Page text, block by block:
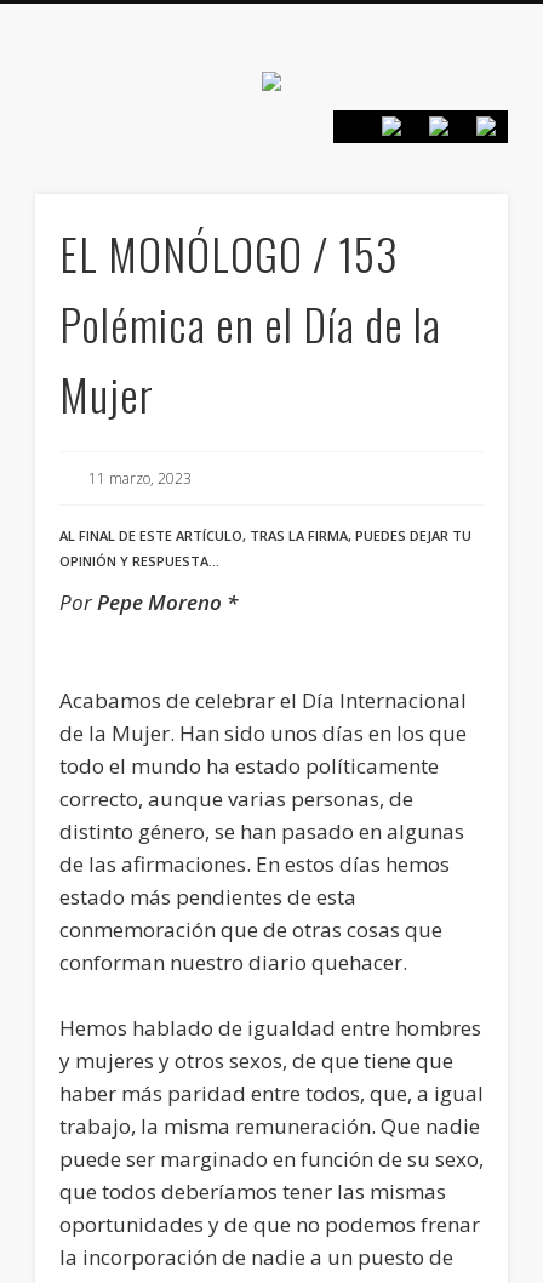
positivo
EL MONÓLOGO / 153
Polémica en el Día de la
Mujer
11 marzo, 2023
AL FINAL DE ESTE ARTÍCULO, TRAS LA FIRMA, PUEDES DEJAR TU
OPINIÓN Y RESPUESTA…
PorPepe Moreno *
Acabamos de celebrar el Día Internacional
de la Mujer. Han sido unos días en los que
todo el mundo ha estado políticamente
correcto, aunque varias personas, de
distinto género, se han pasado en algunas
de las afirmaciones. En estos días hemos
estado más pendientes de esta
conmemoración que de otras cosas que
conforman nuestro diario quehacer.
Hemos hablado de igualdad entre hombres
y mujeres y otros sexos, de que tiene que
haber más paridad entre todos, que, a igual
trabajo, la misma remuneración. Que nadie
puede ser marginado en función de su sexo,
que todos deberíamos tener las mismas
oportunidades y de que no podemos frenar
la incorporación de nadie a un puesto de